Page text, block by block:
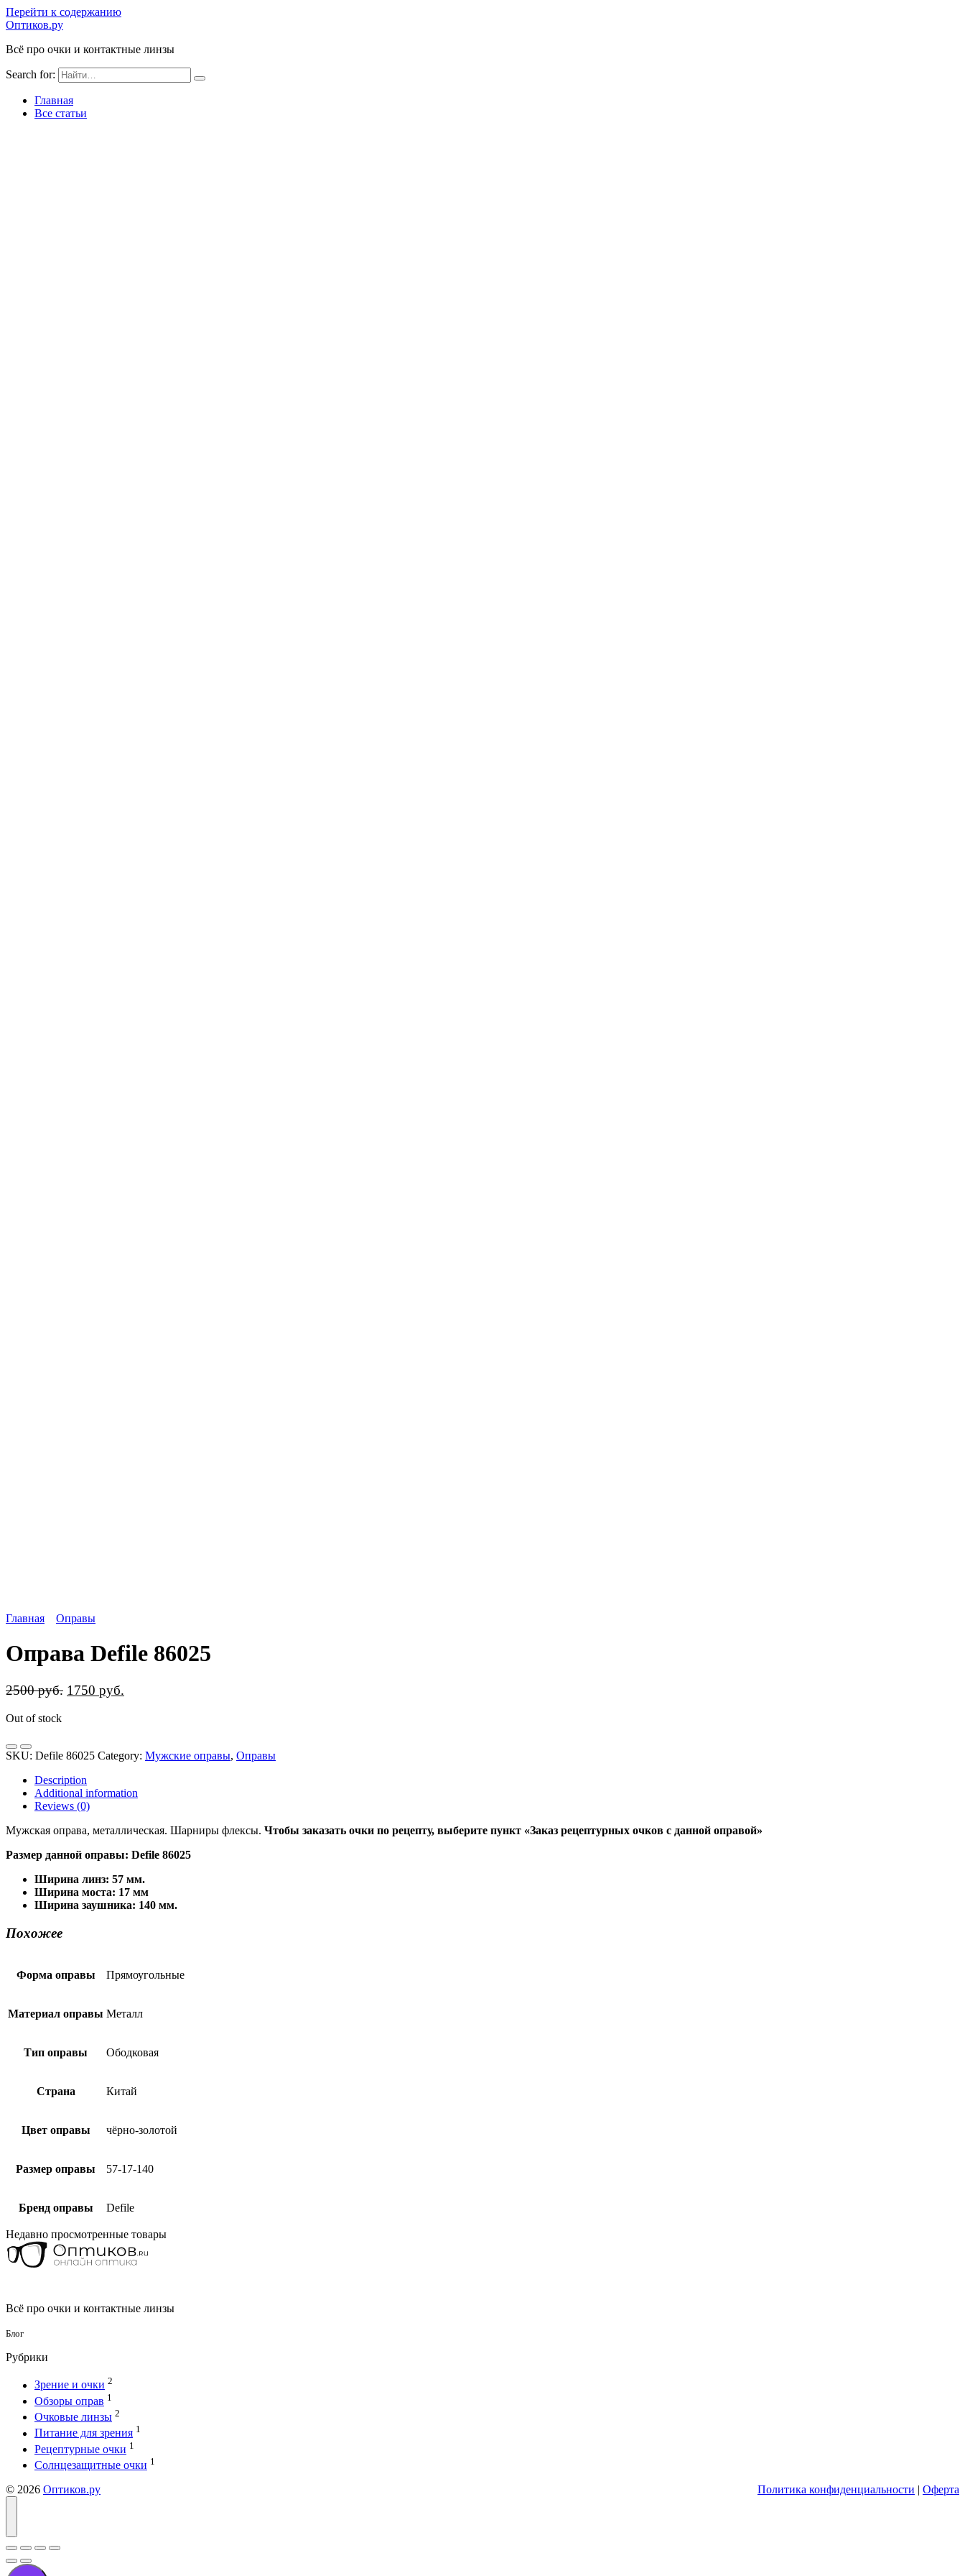
Перейти к содержанию
Оптиков.ру
Всё про очки и контактные линзы
Search for:
Главная
Все статьи
Главная Оправы
Оправа Defile 86025
2500руб. 1750 руб.
Out of stock
SKU: Defile 86025 Category: Мужские оправы, Оправы
Description
Additional information
Reviews (0)
Мужская оправа, металлическая. Шарниры флексы. Чтобы заказать очки по рецепту, выберите пункт «Заказ рецептурных очков с данной оправой»
Размер данной оправы: Defile 86025
Ширина линз: 57 мм.
Ширина моста: 17 мм
Ширина заушника: 140 мм.
Похожее
Форма оправы Прямоугольные
Материал оправы Металл
Тип оправы Ободковая
Страна Китай
Цвет оправы чёрно-золотой
Размер оправы 57-17-140
Бренд оправы Defile
Недавно просмотренные товары
Всё про очки и контактные линзы
Блог
Рубрики
Зрение и очки 2
Обзоры оправ 1
Очковые линзы 2
Питание для зрения 1
Рецептурные очки 1
Солнцезащитные очки 1
© 2026 Оптиков.ру Политика конфиденциальности | Оферта